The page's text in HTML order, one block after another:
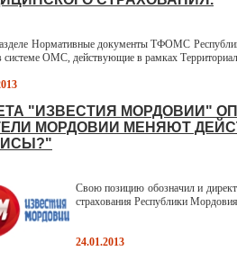
Нормативные документы ТФОМС
системе ОМС, действующие в рамках
"ИЗВЕСТИЯ МОРДОВИИ"
МОРДОВИИ МЕНЯЮТ
Свою позицию обозначил и
страхования Республики
24.01.2013